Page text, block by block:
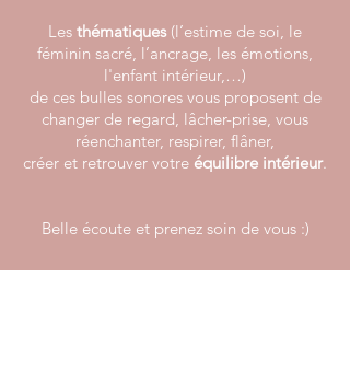
Les thématiques(l’estime de soi, le
féminin sacré, l’ancrage, les émotions,
l'enfant intérieur,…)
de ces bulles sonores vous proposent de
changer de regard, lâcher-prise, vous
réenchanter, respirer, flâner,
créer et retrouver votre équilibre intérieur.
Belle écoute et prenez soin de vous :)